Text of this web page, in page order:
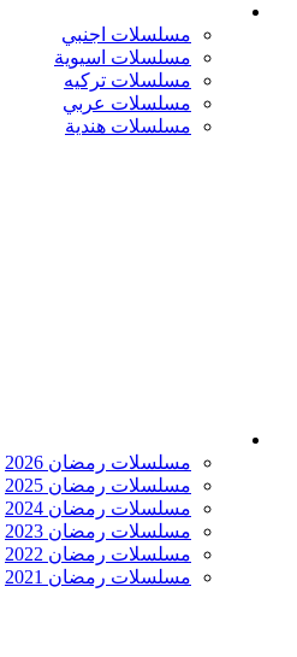
مسلسلات اجنبي
مسلسلات اسيوية
مسلسلات تركيه
مسلسلات عربي
مسلسلات هندية
مسلسلات رمضان 2026
مسلسلات رمضان 2025
مسلسلات رمضان 2024
مسلسلات رمضان 2023
مسلسلات رمضان 2022
مسلسلات رمضان 2021